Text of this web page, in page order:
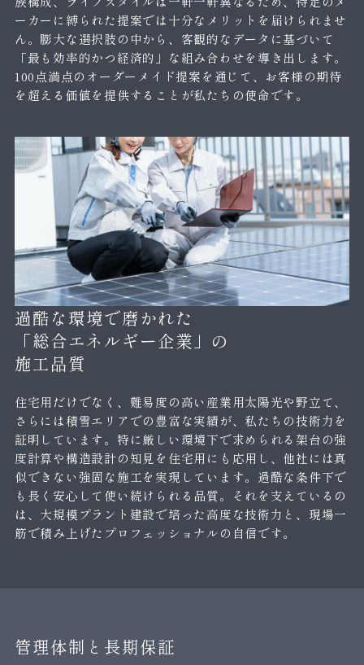
ーカーに縛られた提案では十分なメリットを届けられませ
ん。膨大な選択肢の中から、客観的なデータに基づいて
「最も効率的かつ経済的」な組み合わせを導き出します。
100点満点のオーダーメイド提案を通じて、お客様の期待
を超える価値を提供することが私たちの使命です。
過酷な環境で磨かれた
「総合エネルギー企業」の
施工品質
住宅用だけでなく、難易度の高い産業用太陽光や野立て、
さらには積雪エリアでの豊富な実績が、私たちの技術力を
証明しています。特に厳しい環境下で求められる架台の強
度計算や構造設計の知見を住宅用にも応用し、他社には真
似できない強固な施工を実現しています。過酷な条件下で
も長く安心して使い続けられる品質。それを支えているの
は、大規模プラント建設で培った高度な技術力と、現場一
筋で積み上げたプロフェッショナルの自信です。
管理体制と長期保証